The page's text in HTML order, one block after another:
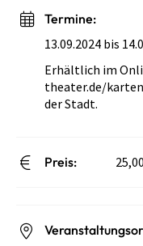
Termine:
13.09.2024 bis
Erhältlich im
theater.de/
der Stadt.
Preis: